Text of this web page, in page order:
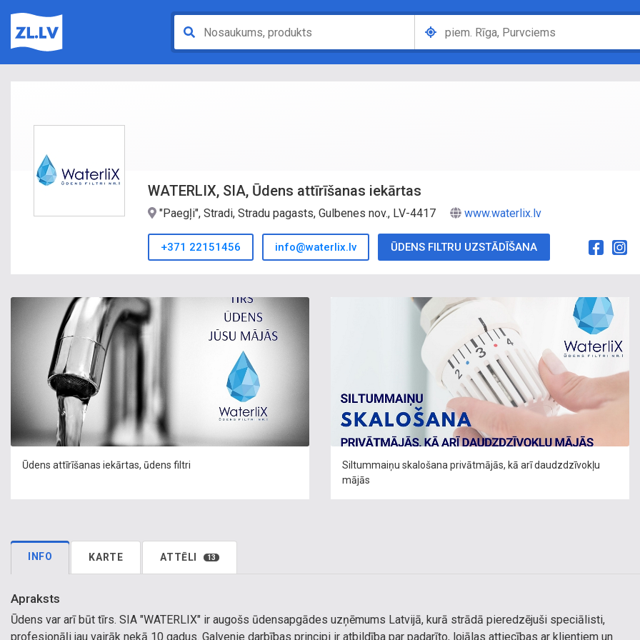
WATERLIX, SIA, Ūdens attīrīšanas iekārtas
"Paegļi", Stradi, Stradu pagasts, Gulbenes nov., LV-4417 www.waterlix.lv
+371 22151456 info@waterlix.lv ŪDENS FILTRU UZSTĀDĪŠANA
Ūdens attīrīšanas iekārtas, ūdens filtri
Siltummaiņu skalošana privātmājās, kā arī daudzdzīvokļu
mājās
INFO KARTE ATTĒLI 13
Apraksts
Ūdens var arī būt tīrs. SIA "WATERLIX" ir augošs ūdensapgādes uzņēmums Latvijā, kurā strādā pieredzējuši speciālisti,
profesionāļi jau vairāk nekā 10 gadus. Galvenie darbības principi ir atbildība par padarīto, lojālas attiecības ar klientiem un